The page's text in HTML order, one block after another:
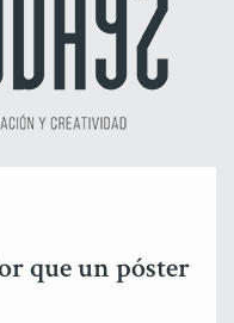
que un póster